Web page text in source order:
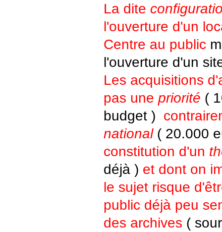
La dite
l'ouverture d'un
Centre au public
l'ouverture d'un
Les acquisitions
pas une priorité (
budget )
national( 20.000
constitution d'un
déjà ) et dont on
le sujet risque
public déjà peu
des archives (